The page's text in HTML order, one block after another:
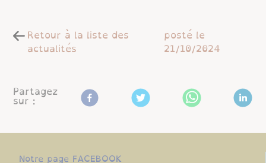
Retour à la liste des
actualités
posté le
21/10/2024
Partagez
sur :
Notre page FACEBOOK